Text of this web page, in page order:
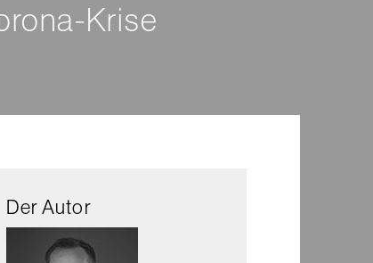
Krise
Der Autor